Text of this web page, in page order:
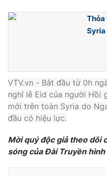
Sản phẩm
Emagazine
Photo
Video
Syria
VTV.vn - Bắt đầu từ 0h
nghỉ lễ Eid của người Hồi
mới trên toàn Syria do
đầu có hiệu lực.
Mời quý độc giả theo dõi
sóng của Đài Truyền